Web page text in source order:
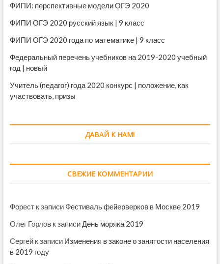
ФИПИ: перспективные модели ОГЭ 2020
ФИПИ ОГЭ 2020 русский язык | 9 класс
ФИПИ ОГЭ 2020 года по математике | 9 класс
Федеральный перечень учебников на 2019-2020 учебный
год | новый
Учитель (педагог) года 2020 конкурс | положение, как
участвовать, призы
ДАВАЙ К НАМ!
СВЕЖИЕ КОММЕНТАРИИ
Форестк записи Фестиваль фейерверков в Москве 2019
Олег Горловк записиДень моряка 2019
Сергейк записи Изменения в законе о занятости населения
в 2019 году